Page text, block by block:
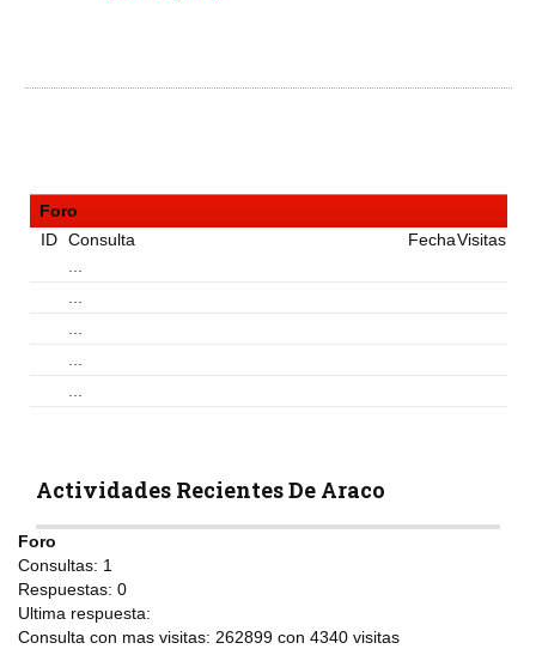
Foro
ID Consulta FechaVisitas
Actividades Recientes De Araco
Foro
Consultas: 1
Respuestas: 0
Ultima respuesta:
Consulta con mas visitas: 262899 con 4340 visitas